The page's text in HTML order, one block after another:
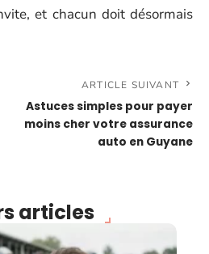
et chacun doit désormais
ARTICLE SUIVANT
Astuces simples pour payer
moins cher votre assurance
auto en Guyane
articles